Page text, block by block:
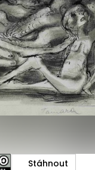
Stáhnout